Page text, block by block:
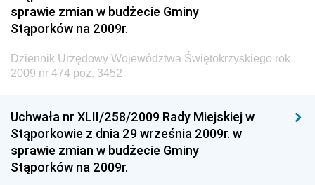
Narodowego i Sportu
Dziennik Urzędowy Ministra Finansów, Funduszy i
Dziennik Urzędowy Ministra Rozwoju, Pracy i
Dziennik Urzędowy Ministra Kultury, Dziedzictwa
Narodowego i Sportu
Dziennik Urzędowy Ministra Rodziny i Polityki
Społecznej
sprawie zmian w budżecie Gminy
Stąporków na 2009r.
Dziennik Urzędowy Województwa Świętokrzyskiego rok
2009 nr 474 poz. 3452
Uchwała nr XLII/258/2009 Rady Miejskiej w
Stąporkowie z dnia 29 września 2009r. w
sprawie zmian w budżecie Gminy
Stąporków na 2009r.